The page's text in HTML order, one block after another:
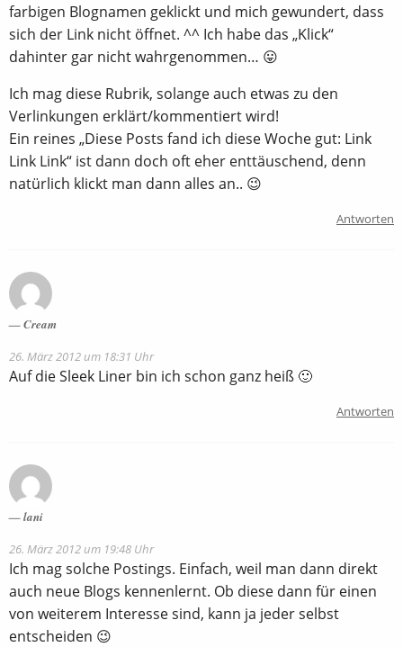
farbigen Blognamen geklickt und mich gewundert, dass
sich der Link nicht öffnet. ^^ Ich habe das „Klick“
dahinter gar nicht wahrgenommen… 😛
Ich mag diese Rubrik, solange auch etwas zu den
Verlinkungen erklärt/kommentiert wird!
Ein reines „Diese Posts fand ich diese Woche gut: Link
Link Link“ ist dann doch oft eher enttäuschend, denn
natürlich klickt man dann alles an.. 😉
Antworten
Cream
26. März 2012 um 18:31 Uhr
Auf die Sleek Liner bin ich schon ganz heiß 🙂
Antworten
lani
26. März 2012 um 19:48 Uhr
Ich mag solche Postings. Einfach, weil man dann direkt
auch neue Blogs kennenlernt. Ob diese dann für einen
von weiterem Interesse sind, kann ja jeder selbst
entscheiden 😉